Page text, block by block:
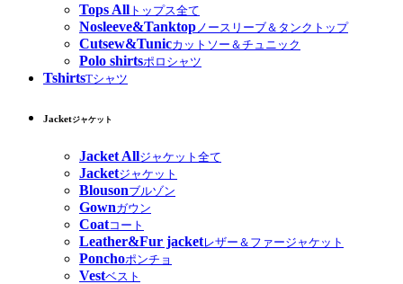
Tops All トップス全て
Nosleeve&Tanktop ノースリーブ＆タンクトップ
Cutsew&Tunicカットソー＆チュニック
Polo shirtsポロシャツ
TshirtsTシャツ
Jacketジャケット
Jacket Allジャケット全て
Jacketジャケット
Blousonブルゾン
Gownガウン
Coatコート
Leather&Fur jacketレザー＆ファージャケット
Ponchoポンチョ
Vestベスト